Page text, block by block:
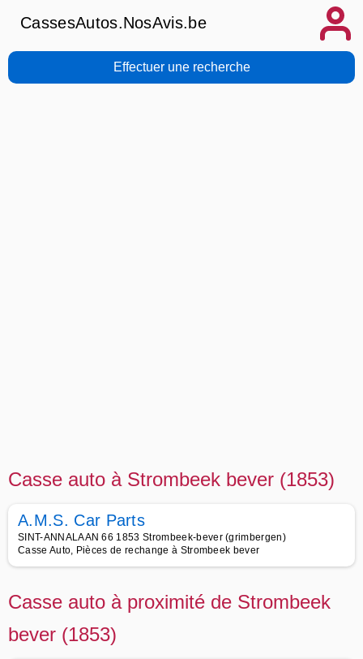
CassesAutos.NosAvis.be
Effectuer une recherche
Casse auto à Strombeek bever (1853)
A.M.S. Car Parts
SINT-ANNALAAN 66 1853 Strombeek-bever (grimbergen)
Casse Auto, Pièces de rechange à Strombeek bever
Casse auto à proximité de Strombeek
bever (1853)